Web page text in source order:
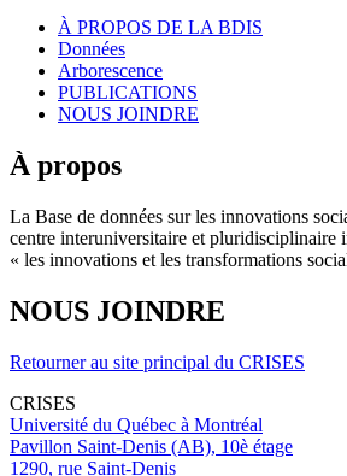
À PROPOS DE LA BDIS
Données
Arborescence
PUBLICATIONS
NOUS JOINDRE
À propos
La Base de données sur les innovations
centre interuniversitaire et pluridisciplinaire
« les innovations et les transformations
NOUS JOINDRE
Retourner au site principal du CRISES
CRISES
Université du Québec à Montréal
Pavillon Saint-Denis (AB), 10è étage
1290, rue Saint-Denis